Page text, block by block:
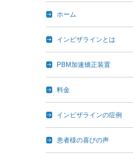
ホーム
インビザラインとは
PBM加速矯正装置
料金
インビザラインの症例
患者様の喜びの声